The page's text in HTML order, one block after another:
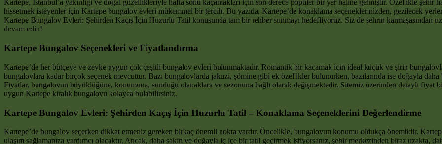
Kartepe, İstanbul’a yakınlığı ve doğal güzellikleriyle hafta sonu kaçamakları için son derece popüler bir yer haline gelmiştir. Özellikle şehir
hissetmek isteyenler için Kartepe bungalov evleri mükemmel bir tercih. Bu yazıda, Kartepe’de konaklama seçeneklerinizden, gezilecek
Kartepe Bungalov Evleri: Şehirden Kaçış İçin Huzurlu Tatil konusunda tam bir rehber sunmayı hedefliyoruz. Siz de şehrin karmaşasından
devam edin!
Kartepe Bungalov Seçenekleri ve Fiyatlandırma
Kartepe’de her bütçeye ve zevke uygun çok çeşitli bungalov evleri bulunmaktadır. Romantik bir kaçamak için ideal küçük ve şirin
bungalovlara kadar birçok seçenek mevcuttur. Bazı bungalovlarda jakuzi, şömine gibi ek özellikler bulunurken, bazılarında ise doğayla
Fiyatlar, bungalovun büyüklüğüne, konumuna, sunduğu olanaklara ve sezonuna bağlı olarak değişmektedir. Sitemiz üzerinden detaylı fiyat
uygun Kartepe kiralık bungalovu kolayca bulabilirsiniz.
Kartepe Bungalov Evleri: Şehirden Kaçış İçin Huzurlu Tatil – Konaklama Seçeneklerini Değerlendirme
Kartepe’de bungalov seçerken dikkat etmeniz gereken birkaç önemli nokta vardır. Öncelikle, bungalovun konumu oldukça önemlidir.
ulaşım sağlamanıza yardımcı olacaktır. Ancak, daha sakin ve doğayla iç içe bir tatil geçirmek istiyorsanız, şehir merkezinden biraz uzakta,